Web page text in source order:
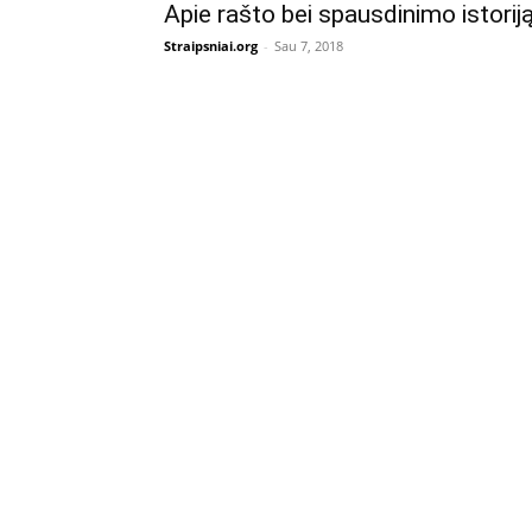
Apie rašto bei spausdinimo
Straipsniai.org - Sau 7, 2018